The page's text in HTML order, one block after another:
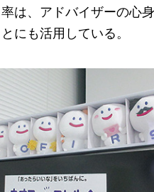
は、アドバイザーの心
にも活用している。